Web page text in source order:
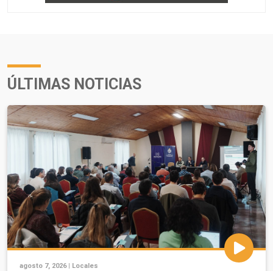
ÚLTIMAS NOTICIAS
agosto 7, 2026 | Locales